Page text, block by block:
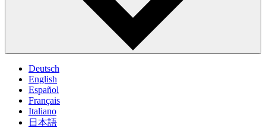
Deutsch
English
Español
Français
Italiano
日本語